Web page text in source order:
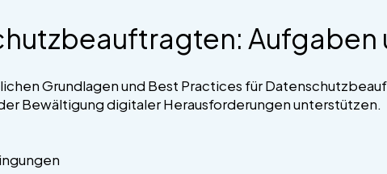
Grundlagen und Best Practices für
Bewältigung digitaler Herausforderungen unterstützen.